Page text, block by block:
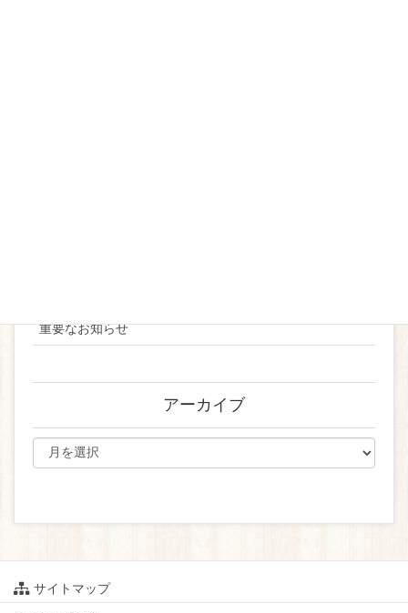
重要なお知らせ
アーカイブ
サイトマップ